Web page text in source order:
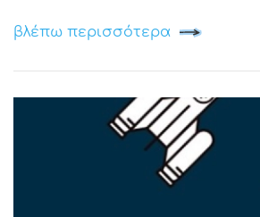
βλέπω περισσότερα